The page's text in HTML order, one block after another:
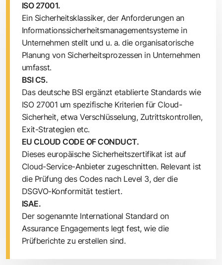
ISO 27001.
Ein Sicherheitsklassiker, der Anforderungen an
Informationssicherheitsmanagementsysteme in
Unternehmen stellt und u. a. die organisatorische
Planung von Sicherheitsprozessen in Unternehmen
umfasst.
BSI C5.
Das deutsche BSI ergänzt etablierte Standards wie
ISO 27001 um spezifische Kriterien für Cloud-
Sicherheit, etwa Verschlüsselung, Zutrittskontrollen,
Exit-Strategien etc.
EU CLOUD CODE OF CONDUCT.
Dieses europäische Sicherheitszertifikat ist auf
Cloud-Service-Anbieter zugeschnitten. Relevant ist
die Prüfung des Codes nach Level 3, der die
DSGVO-Konformität testiert.
ISAE.
Der sogenannte International Standard on
Assurance Engagements legt fest, wie die
Prüfberichte zu erstellen sind.